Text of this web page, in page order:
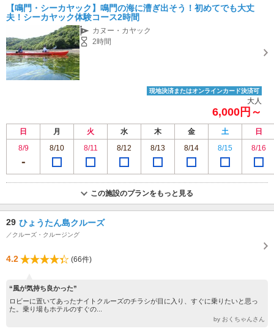
【鳴門・シーカヤック】鳴門の海に漕ぎ出そう！初めてでも大丈
夫！シーカヤック体験コース2時間
カヌー・カヤック
2時間
現地決済またはオンラインカード決済可
大人
6,000円～
日 月 火 水 木 金 土
日
8/9
8/10 8/11 8/12 8/13 8/14 8/15 8/16
この施設のプランをもっと見る
29 ひょうたん島クルーズ
／クルーズ・クルージング
4.2 (66件)
“風が気持ち良かった”
ロビーに置いてあったナイトクルーズのチラシが目に入り、すぐに乗りたいと思っ
た。乗り場もホテルのすぐの...
by おくちゃんさん